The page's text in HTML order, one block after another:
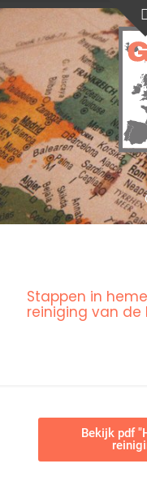
Stappen in
reiniging van de
Bekijk pdf